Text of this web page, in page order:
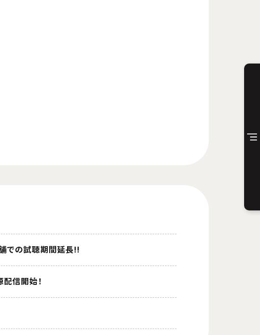
での試聴期間延長!!
信開始！